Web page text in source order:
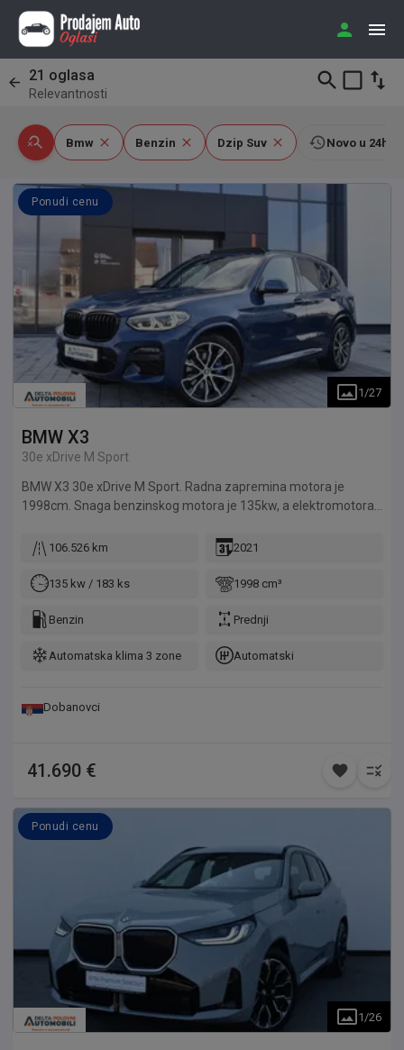
21 oglasa
Relevantnosti
Bmw Benzin Dzip Suv Novo u 24h
Ponudi cenu
1 /27
BMW X3
30e xDrive M Sport
BMW X3 30e xDrive M Sport. Radna zapremina motora je
1998cm. Snaga benzinskog motora je 135kw, a elektromotora
BMW dilerstvu.
106.526 km 2021
135 kw / 183 ks 1998 cm³
Benzin Prednji
Automatska klima 3 zone Automatski
Dobanovci
41.690 €
Ponudi cenu
1 /26